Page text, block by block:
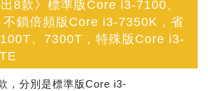
8款》標準版Core i3-7100、
鎖倍頻版Core i3-7350K，省
、7300T，特殊版Core i3-
，分別是標準版Core i3-